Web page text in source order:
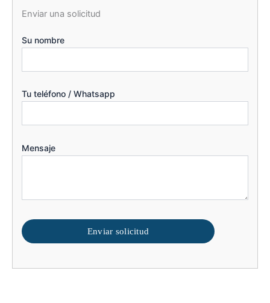
Enviar una solicitud
Su nombre
Tu teléfono / Whatsapp
Mensaje
Enviar solicitud